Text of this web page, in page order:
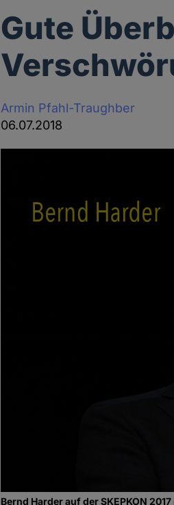
Gute
Armin Pfahl-Traughber
06.07.2018
Bernd Harder auf der SKEPKON